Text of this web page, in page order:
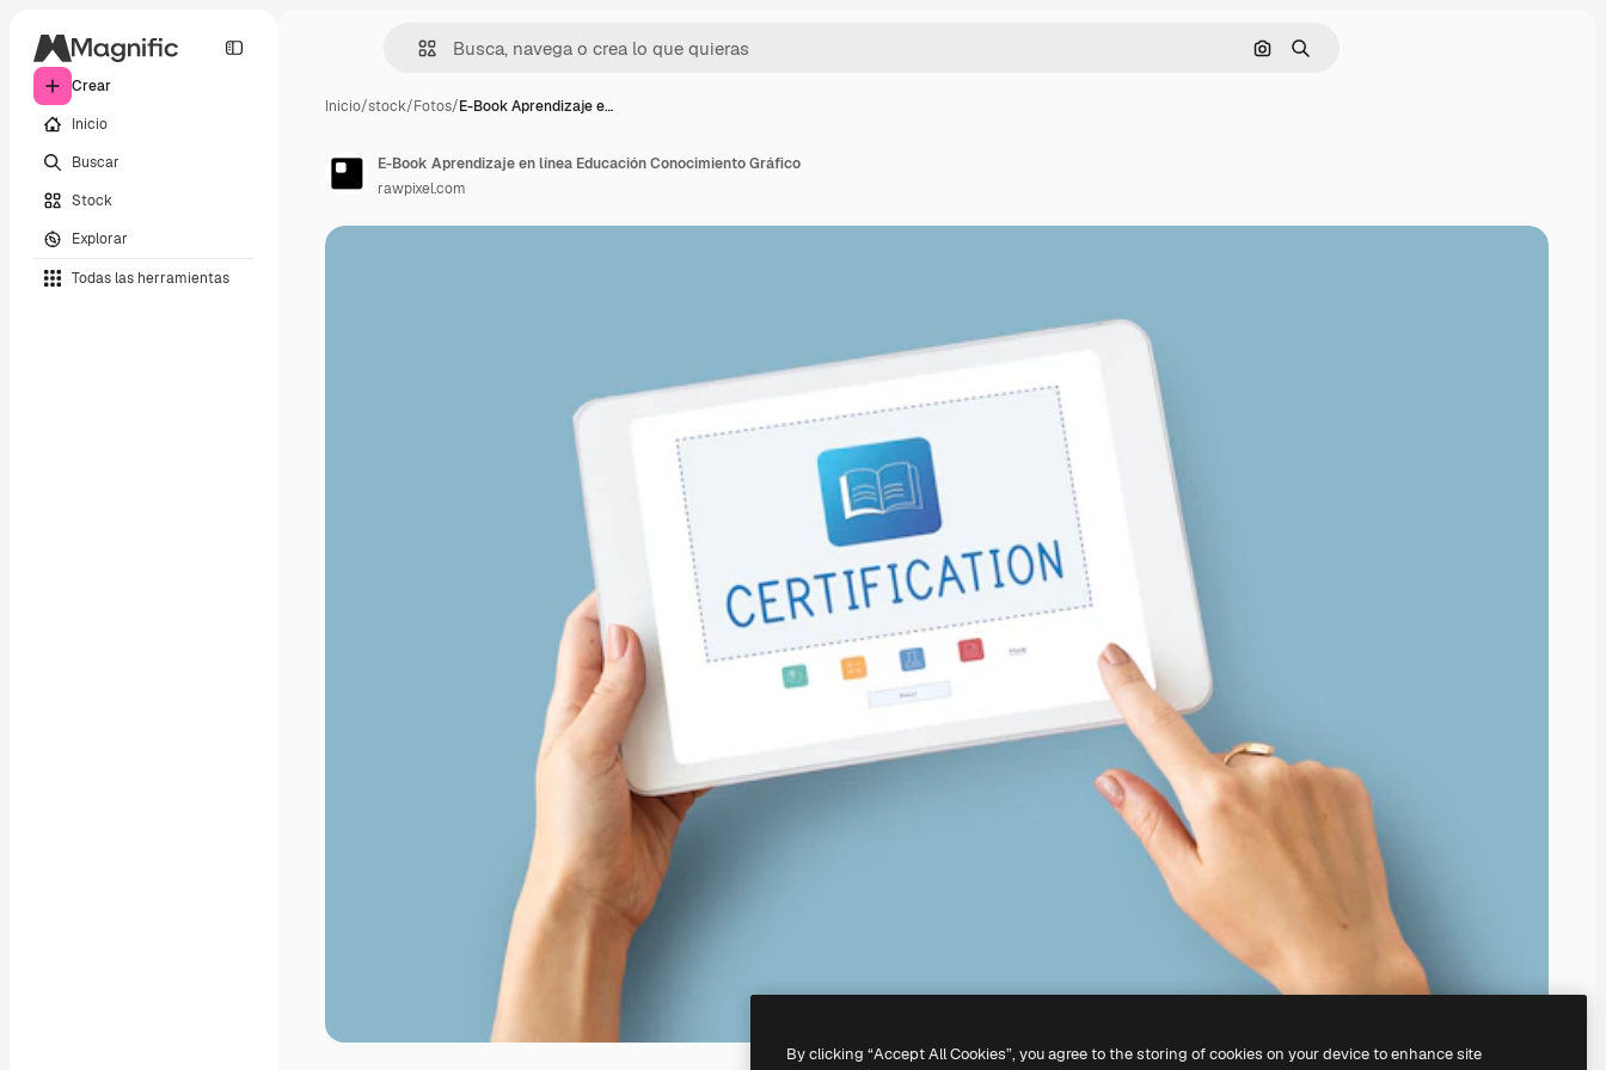
Crear
Inicio
Buscar
Stock
Explorar
Todas las herramientas
Buscar por imagen
Buscar
Inicio/stock/Fotos/E-Book Aprendizaje e…
E-Book Aprendizaje en línea Educación Conocimiento Gráfico
rawpixel.com
By clicking “Accept All Cookies”, you agree to the storing of cookies on your device to enhance site